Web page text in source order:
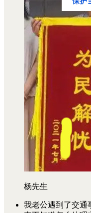
杨先生
我老公遇到了交通